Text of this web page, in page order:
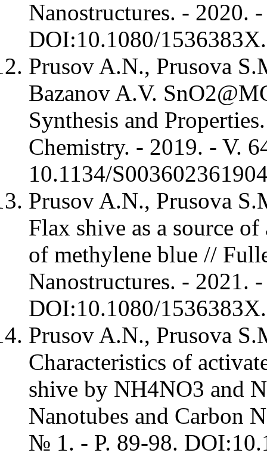
Nanostructures. - 2020.
DOI:10.1080/
Prusov A.N., Prusova
Bazanov A.V.
Synthesis and
Chemistry. - 2019. - V.
10.1134/
Prusov A.N., Prusova
Flax shive as a source
of methylene blue //
Nanostructures. - 2021.
DOI:10.1080/
Prusov A.N., Prusova
Characteristics of
shive by NH4NO3 and
Nanotubes and Carbon
№ 1. - P. 89-98.